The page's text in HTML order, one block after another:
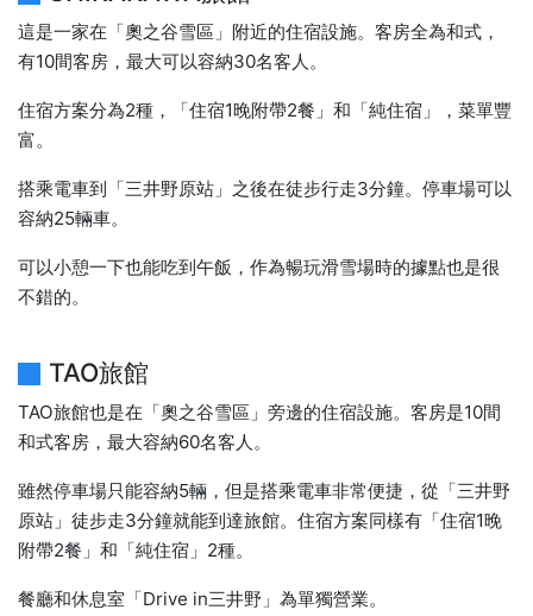
這是一家在「奧之谷雪區」附近的住宿設施。客房全為和式，
有10間客房，最大可以容納30名客人。
住宿方案分為2種，「住宿1晚附帶2餐」和「純住宿」，菜單豐
富。
搭乘電車到「三井野原站」之後在徒步行走3分鐘。停車場可以
容納25輛車。
可以小憩一下也能吃到午飯，作為暢玩滑雪場時的據點也是很
不錯的。
TAO旅館
TAO旅館也是在「奧之谷雪區」旁邊的住宿設施。客房是10間
和式客房，最大容納60名客人。
雖然停車場只能容納5輛，但是搭乘電車非常便捷，從「三井野
原站」徒步走3分鐘就能到達旅館。住宿方案同樣有「住宿1晚
附帶2餐」和「純住宿」2種。
餐廳和休息室「Drive in三井野」為單獨營業。